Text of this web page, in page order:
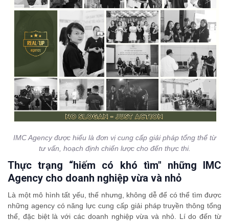
IMC Agency được hiểu là đơn vị cung cấp giải pháp tổng thể từ
tư vấn, hoạch định chiến lược cho đến thực thi.
Thực trạng “hiếm có khó tìm" những IMC
Agency cho doanh nghiệp vừa và nhỏ
Là một mô hình tất yếu, thế nhưng, không dễ để có thể tìm được
những agency có năng lực cung cấp giải pháp truyền thông tổng
thể, đặc biệt là với các doanh nghiệp vừa và nhỏ. Lí do đến từ